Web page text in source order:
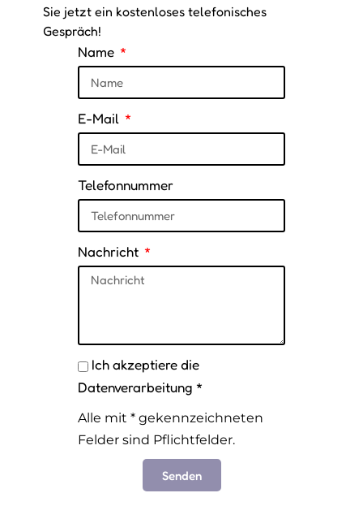
Sie jetzt ein kostenloses telefonisches
Gespräch!
Name
E-Mail
Telefonnummer
Nachricht
Ich akzeptiere die
Datenverarbeitung *
Alle mit * gekennzeichneten
Felder sind Pflichtfelder.
Senden